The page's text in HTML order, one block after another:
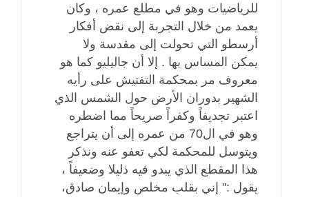
للرياضيات وهو في مطلع عمره ، وكان
يعمد من خلال التجربة إلى نقض أفكار
أرسطو التي تحولت إلى مقدسة ولا
يمكن المساس بها . إلا أن جاليليو كما هو
معروف مر بمحكمة التفتيش على رأيه
الشهير بدوران الأرض حول الشمس الذي
اعتبر تجديفاً وكفراً صريحاً مما اضطره
وهو في ال70 من عمره إلى أن يتراجع
ويتوسل للمحكمة لكي تعفو عنه ونذكر
هذا المقطع الذي يبدو فيه ذليلا وضعيفاً ،
يقول :" إني بقلب مخلص وإيمان صادق،